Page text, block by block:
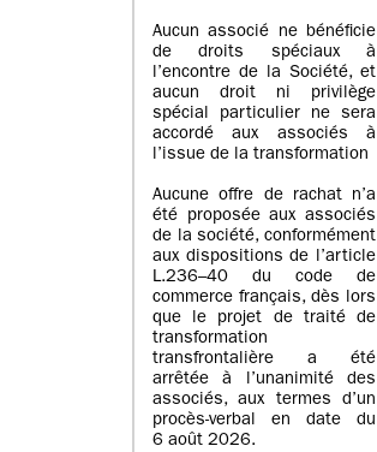
Aucun associé ne bénéficie
de droits spéciaux à
l’encontre de la Société, et
aucun droit ni privilège
spécial particulier ne sera
accordé aux associés à
l’issue de la transformation
Aucune offre de rachat n’a
été proposée aux associés
de la société, conformément
aux dispositions de l’article
L.236–40 du code de
commerce français, dès lors
que le projet de traité de
transformation
transfrontalière a été
arrêtée à l’unanimité des
associés, aux termes d’un
procès-verbal en date du
6 août 2026.